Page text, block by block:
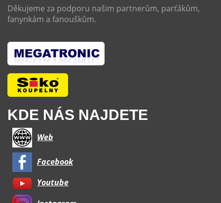
Děkujeme za podporu našim partnerům, parťákům,
fanynkám a fanouškům.
KDE NÁS NAJDETE
Web
Facebook
Youtube